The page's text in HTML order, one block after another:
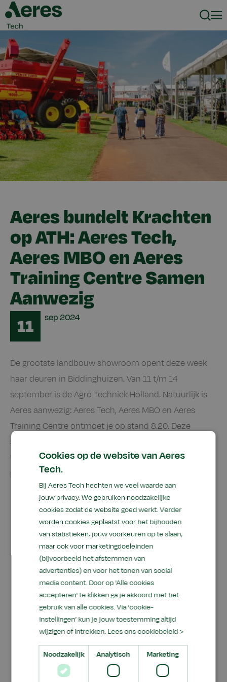
Aeres bundelt Krachten
op ATH: Aeres Tech,
Aeres MBO en Aeres
Training Centre Samen
Aanwezig
11 sep2024
De grootste landbouw showroom opent deze week
haar deuren in Biddinghuizen. Van 11 t/m 14
september is de Agro Techniek Holland. Natuurlijk is
Aeres aanwezig: Aeres Tech, Aeres MBO en Aeres
Training Centre ontmoet je op stand 8.20. Deze
samenwerking onderstreept de belangrijke rol die
techniek speelt binnen het Aeres onderwijs en de
praktijkgerichte trainingen.
Tijdens de ATH vinden op de stand de
voorrondes vakwedstrijden Skills Monteur
Mobiele werktuigen plaats. Studenten tonen
hun technische vaardigheden en strijden om
een plek in de finale. Aeres Tech neemt een
aantal innovaties mee naar de beurs. En
natuurlijk zijn de Aeres adviseurs aanwezig om
vragen te beantwoorden,
samenwerkingsmogelijkheden te bespreken en
om advies te geven over ons brede scala aan
technische opleidingen en trainingen.
Cookies op de website van Aeres
Tech.
Bij Aeres Tech hechten we veel waarde aan
jouw privacy. We gebruiken noodzakelijke
cookies zodat de website goed werkt. Verder
worden cookies geplaatst voor het bijhouden
van statistieken, jouw voorkeuren op te slaan,
maar ook voor marketingdoeleinden
(bijvoorbeeld het afstemmen van
advertenties) en voor het tonen van social
media content. Door op 'Alle cookies
accepteren' te klikken ga je akkoord met het
gebruik van alle cookies. Via ‘cookie-
instellingen’ kun je jouw toestemming altijd
wijzigen of intrekken. Lees ons cookiebeleid >
Noodzakelijk Analytisch Marketing